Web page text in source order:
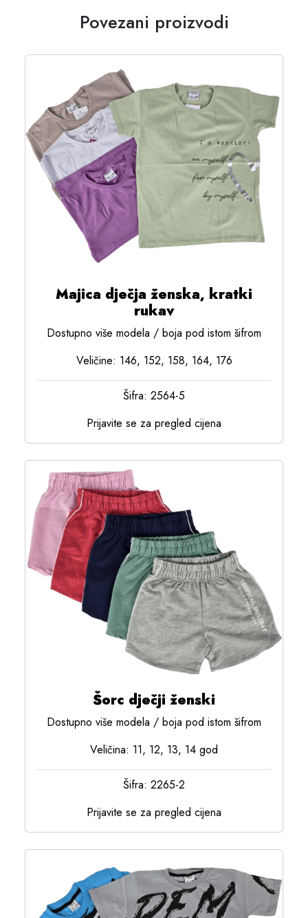
Povezani proizvodi
Majica dječja ženska, kratki
rukav
Dostupno više modela / boja pod istom šifrom
Veličine: 146, 152, 158, 164, 176
Šifra: 2564-5
Prijavite se za pregled cijena
Šorc dječji ženski
Dostupno više modela / boja pod istom šifrom
Veličina: 11, 12, 13, 14 god
Šifra: 2265-2
Prijavite se za pregled cijena